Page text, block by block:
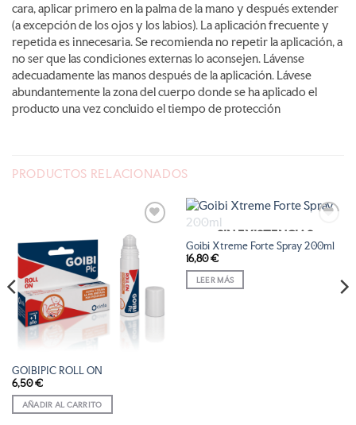
cara, aplicar primero en la palma de la mano y después extender
(a excepción de los ojos y los labios). La aplicación frecuente y
repetida es innecesaria. Se recomienda no repetir la aplicación, a
no ser que las condiciones externas lo aconsejen. Lávense
adecuadamente las manos después de la aplicación. Lávese
abundantemente la zona del cuerpo donde se ha aplicado el
producto una vez concluido el tiempo de protección
PRODUCTOS RELACIONADOS
AÑADIR
A LA
LISTA
DE
DESEOS
GOIBIPIC ROLL ON
6,50€
AÑADIR AL CARRITO
AÑADIR
A LA
SIN EXISTENCIAS
Goibi Xtreme Forte Spray 200ml
16,80€
LEER MÁS